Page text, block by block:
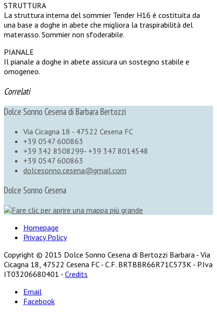
STRUTTURA
La struttura interna del sommier Tender H16 è costituita da
una base a doghe in abete che migliora la traspirabilità del
materasso. Sommier non sfoderabile.
PIANALE
Il pianale a doghe in abete assicura un sostegno stabile e
omogeneo.
Correlati
Dolce Sonno Cesena di Barbara Bertozzi
Via Cicagna 18 - 47522 Cesena FC
+39 0547 600863
+39 342 8508299- +39 347 8014548
+39 0547 600863
dolcesonno.cesena@gmail.com
Dolce Sonno Cesena
Homepage
Privacy Policy
Copyright © 2015 Dolce Sonno Cesena di Bertozzi Barbara - Via
Cicagna 18, 47522 Cesena FC - C.F. BRTBBR66R71C573K - P.Iva
IT03206680401 - Credits
Email
Facebook